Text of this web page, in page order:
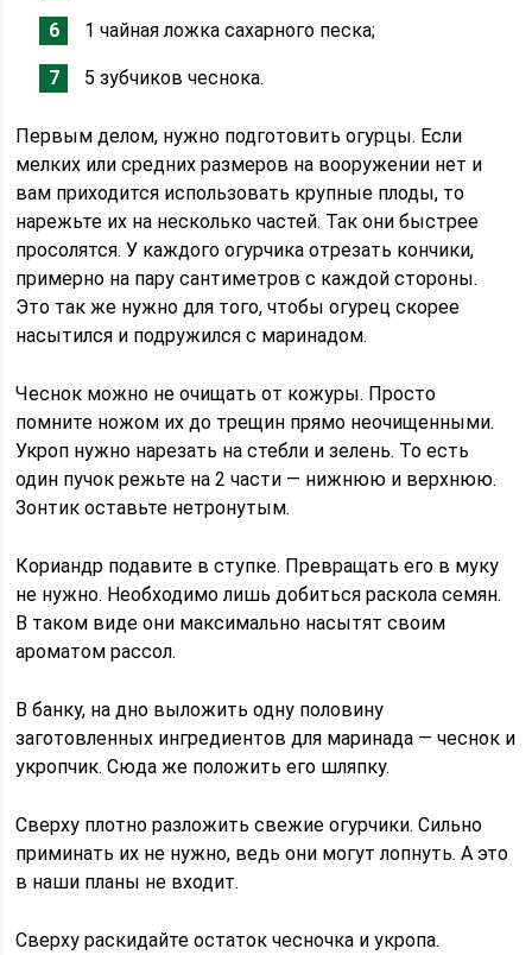
1 чайная ложка сахарного песка;
5 зубчиков чеснока.
Первым делом, нужно подготовить огурцы. Если
мелких или средних размеров на вооружении нет и
вам приходится использовать крупные плоды, то
нарежьте их на несколько частей. Так они быстрее
просолятся. У каждого огурчика отрезать кончики,
примерно на пару сантиметров с каждой стороны.
Это так же нужно для того, чтобы огурец скорее
насытился и подружился с маринадом.
Чеснок можно не очищать от кожуры. Просто
помните ножом их до трещин прямо неочищенными.
Укроп нужно нарезать на стебли и зелень. То есть
один пучок режьте на 2 части — нижнюю и верхнюю.
Зонтик оставьте нетронутым.
Кориандр подавите в ступке. Превращать его в муку
не нужно. Необходимо лишь добиться раскола семян.
В таком виде они максимально насытят своим
ароматом рассол.
В банку, на дно выложить одну половину
заготовленных ингредиентов для маринада — чеснок и
укропчик. Сюда же положить его шляпку.
Сверху плотно разложить свежие огурчики. Сильно
приминать их не нужно, ведь они могут лопнуть. А это
в наши планы не входит.
Сверху раскидайте остаток чесночка и укропа.